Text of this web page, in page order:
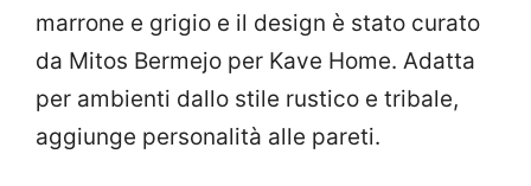
marrone e grigio e il design è stato curato
da Mitos Bermejo per Kave Home. Adatta
per ambienti dallo stile rustico e tribale,
aggiunge personalità alle pareti.